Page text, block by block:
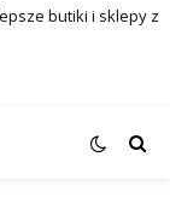
butiki i sklepy z